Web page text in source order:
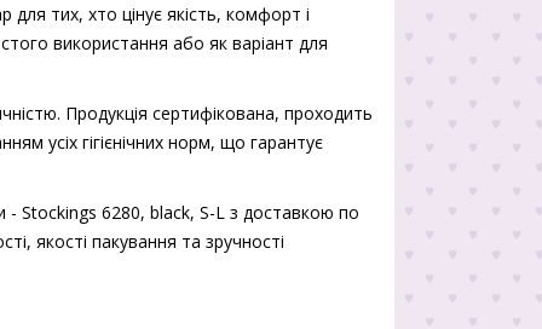
тих, хто цінує якість, комфорт і
використання або як варіант для
Продукція сертифікована, проходить
усіх гігієнічних норм, що гарантує
Stockings 6280, black, S-L з доставкою по
якості пакування та зручності